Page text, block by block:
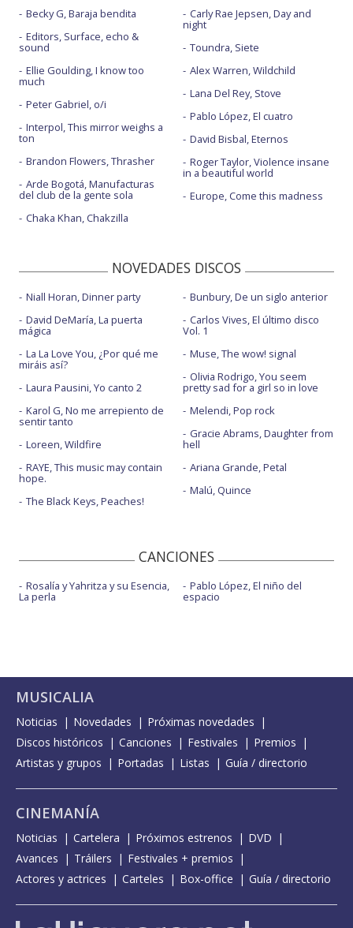
Becky G, Baraja bendita
Editors, Surface, echo &
sound
Ellie Goulding, I know too
much
Peter Gabriel, o/i
Interpol, This mirror weighs a
ton
Brandon Flowers, Thrasher
Arde Bogotá, Manufacturas
del club de la gente sola
Chaka Khan, Chakzilla
Carly Rae Jepsen, Day and
night
Toundra, Siete
Alex Warren, Wildchild
Lana Del Rey, Stove
Pablo López, El cuatro
David Bisbal, Eternos
Roger Taylor, Violence insane
in a beautiful world
Europe, Come this madness
NOVEDADES DISCOS
Niall Horan, Dinner party
David DeMaría, La puerta
mágica
La La Love You, ¿Por qué me
miráis así?
Laura Pausini, Yo canto 2
Karol G, No me arrepiento de
sentir tanto
Loreen, Wildfire
RAYE, This music may contain
hope.
The Black Keys, Peaches!
Bunbury, De un siglo anterior
Carlos Vives, El último disco
Vol. 1
Muse, The wow! signal
Olivia Rodrigo, You seem
pretty sad for a girl so in love
Melendi, Pop rock
Gracie Abrams, Daughter from
hell
Ariana Grande, Petal
Malú, Quince
CANCIONES
Rosalía y Yahritza y su Esencia,
La perla
Pablo López, El niño del
espacio
MUSICALIA
Noticias Novedades
Próximas novedades
Discos históricos
Canciones Festivales
Premios
Artistas y grupos
Portadas Listas Guía / directorio
CINEMANÍA
Noticias Cartelera Próximos estrenos
DVD
Avances
Tráilers
Festivales + premios
Actores y actrices
Carteles Box-office Guía / directorio